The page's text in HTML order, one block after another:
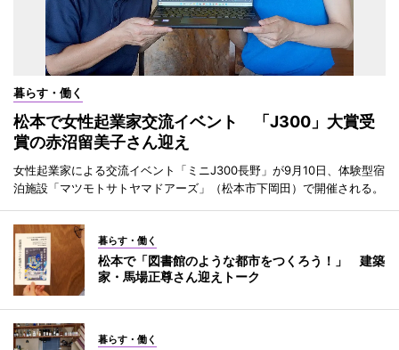
暮らす・働く
松本で女性起業家交流イベント 「J300」大賞受
賞の赤沼留美子さん迎え
女性起業家による交流イベント「ミニJ300長野」が9月10日、体験型宿
泊施設「マツモトサトヤマドアーズ」（松本市下岡田）で開催される。
暮らす・働く
松本で「図書館のような都市をつくろう！」 建築
家・馬場正尊さん迎えトーク
暮らす・働く